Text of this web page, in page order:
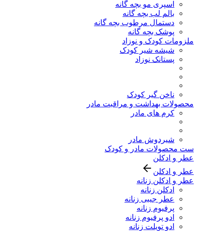
اسپری مو بچه گانه
بالم لب بچه گانه
دستمال مرطوب بچه گانه
پوشک بچه گانه
ملزومات کودک و نوزاد
شیشه شیر کودک
پستانک نوزاد
ناخن گیر کودک
محصولات بهداشت و مراقبت مادر
کرم های مادر
شیردوش مادر
ست محصولات مادر و کودک
عطر و ادکلن
عطر و ادکلن
عطر و ادکلن زنانه
ادکلن زنانه
عطر جیبی زنانه
پرفیوم زنانه
ادو پرفیوم زنانه
ادو تویلت زنانه